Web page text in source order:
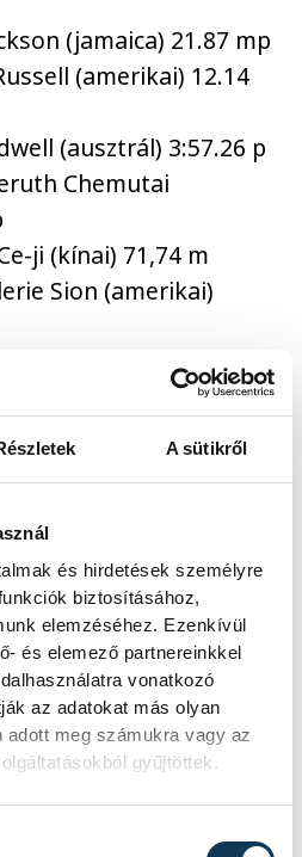
A sütikről
és hirdetések személyre
biztosításához,
elemzéséhez. Ezenkívül
és elemező partnereinkkel
vonatkozó
az adatokat más olyan
meg számukra vagy az
gyűjtöttek.
(jamaica) 21.87 mp
(amerikai) 12.14
(ausztrál) 3:57.26 p
Chemutai
ji (kínai) 71,74 m
Sion (amerikai)
Levcsenko (ukrán) 1,99